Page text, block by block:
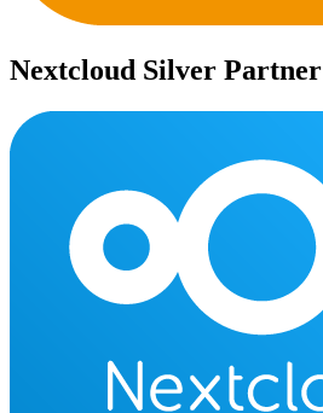
Nextcloud Silver Partner